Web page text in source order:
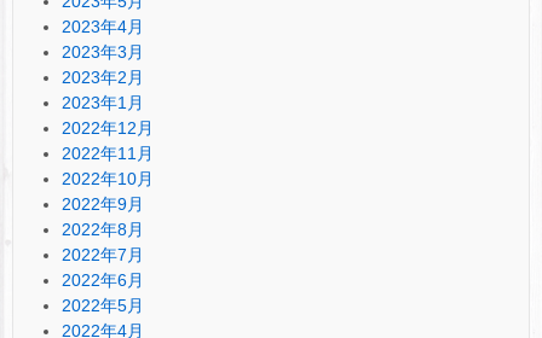
2023年4月
2023年3月
2023年2月
2023年1月
2022年12月
2022年11月
2022年10月
2022年9月
2022年8月
2022年7月
2022年6月
2022年5月
2022年4月